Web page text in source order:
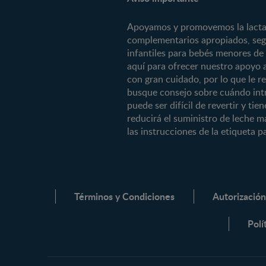
¿Quiénes somos?
Preconcepción
Embarazo
Posparto
0 a 4 meses
4 a 6 meses
6 a 8 meses
8 a 12 meses
12 a 24 meses
Apoyamos y promovemos la
complementarios apropiados,
infantiles para bebés menores
aquí para ofrecer nuestro apoyo
con gran cuidado, por lo que le
busque consejo sobre cuándo
puede ser difícil de revertir y
reducirá el suministro de leche
las instrucciones de la etiqueta
Términos y Condiciones